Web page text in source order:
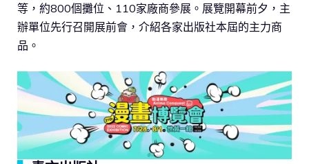
等，約800個攤位、110家廠商參展。展覽開幕前夕，主
辦單位先行召開展前會，介紹各家出版社本屆的主力商
品。